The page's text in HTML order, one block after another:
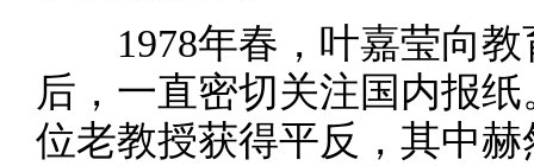
1978年春，叶嘉莹向
后，一直密切关注国内报
位老教授获得平反，其中